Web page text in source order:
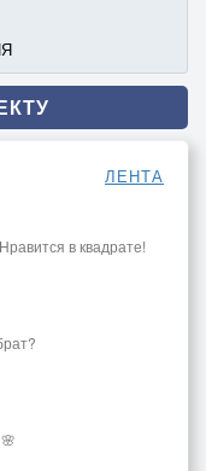
ЛЕНТА
в квадрате!